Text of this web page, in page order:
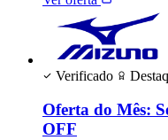
Verificado
Oferta do Mês:
OFF